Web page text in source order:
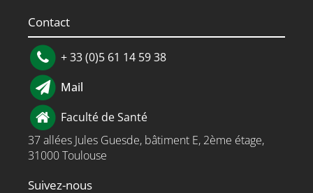
Contact
+ 33 (0)5 61 14 59 38
Mail
Faculté de Santé
37 allées Jules Guesde, bâtiment E, 2ème étage,
31000 Toulouse
Suivez-nous